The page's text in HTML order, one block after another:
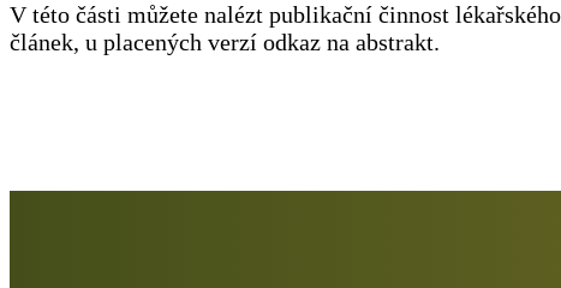
V této části můžete nalézt publikační činnost
článek, u placených verzí odkaz na abstrakt.